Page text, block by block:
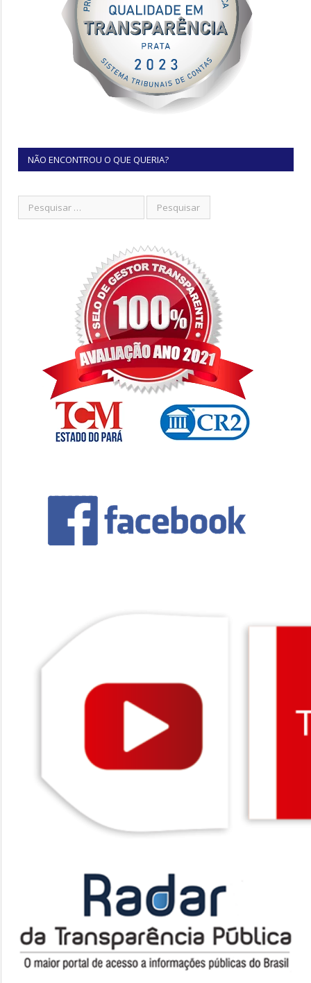
NÃO ENCONTROU O QUE QUERIA?